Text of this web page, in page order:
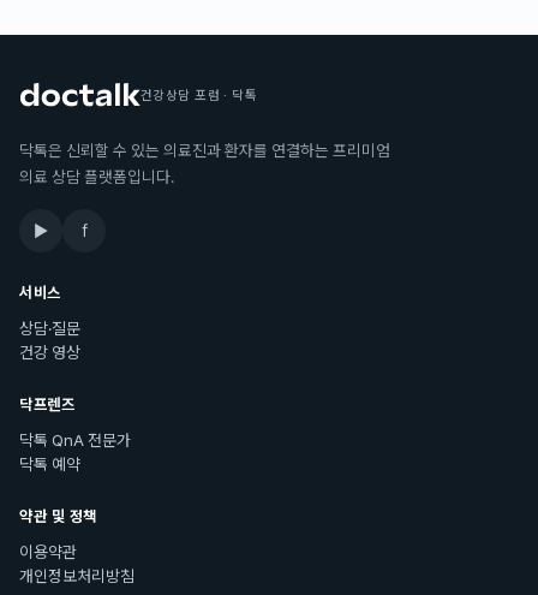
건강상담 포럼 · 닥톡
닥톡은 신뢰할 수 있는 의료진과 환자를 연결하는 프리미엄
의료 상담 플랫폼입니다.
▶ f
서비스
상담·질문
건강 영상
닥프렌즈
닥톡 QnA 전문가
닥톡 예약
약관 및 정책
이용약관
개인정보처리방침